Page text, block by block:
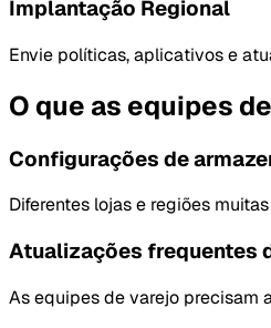
Implantação Regional
Envie políticas, aplicativos e
O que as equipes
Configurações de
Diferentes lojas e regiões
Atualizações frequentes
As equipes de varejo precisam